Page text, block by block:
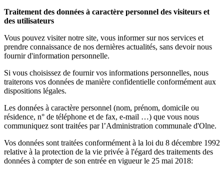
Traitement des données à caractère personnel des visiteurs et
des utilisateurs
Vous pouvez visiter notre site, vous informer sur nos services et
prendre connaissance de nos dernières actualités, sans devoir nous
fournir d'information personnelle.
Si vous choisissez de fournir vos informations personnelles, nous
traiterons vos données de manière confidentielle conformément aux
dispositions légales.
Les données à caractère personnel (nom, prénom, domicile ou
résidence, n° de téléphone et de fax, e-mail …) que vous nous
communiquez sont traitées par l’Administration communale d'Olne.
Vos données sont traitées conformément à la loi du 8 décembre 1992
relative à la protection de la vie privée à l'égard des traitements des
données à compter de son entrée en vigueur le 25 mai 2018: